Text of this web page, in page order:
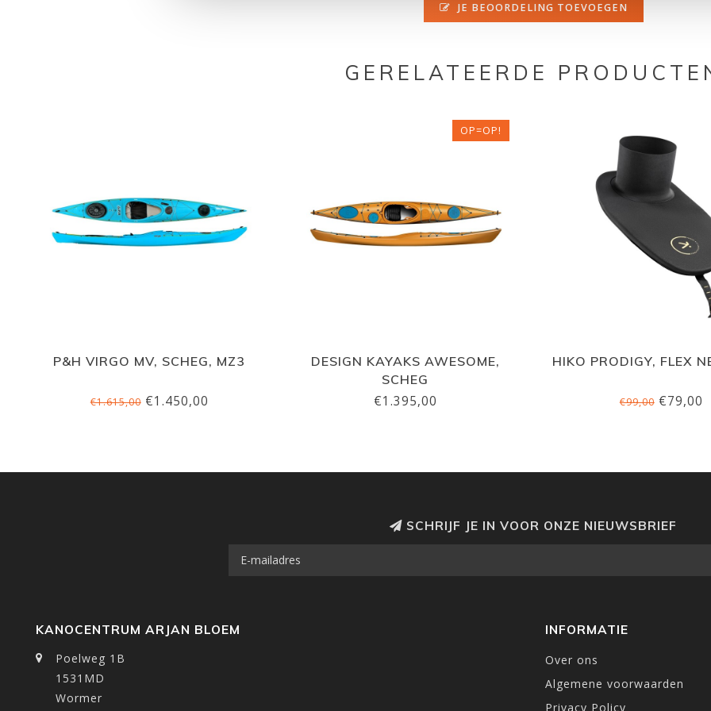
JE BEOORDELING TOEVOEGEN
GERELATEERDE
P&H VIRGO MV, SCHEG, MZ3
€1.615,00€1.450,00
OP=OP!
DESIGN KAYAKS AWESOME,
SCHEG
€1.395,00
HIKO PRODIGY, FLEX
€99,00€79,00
SCHRIJF JE IN VOOR ONZE NIEUWSBRIEF
KANOCENTRUM ARJAN BLOEM
Poelweg 1B
1531MD
Wormer
INFORMATIE
Over ons
Algemene voorwaarden
Privacy Policy